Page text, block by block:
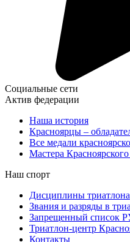
Социальные сети
Актив федерации
Наша история
Красноярцы –
Все медали
Мастера
Наш спорт
Дисциплины триатлона
Звания и разряды в
Запрещенный список
Триатлон-центр
Контакты